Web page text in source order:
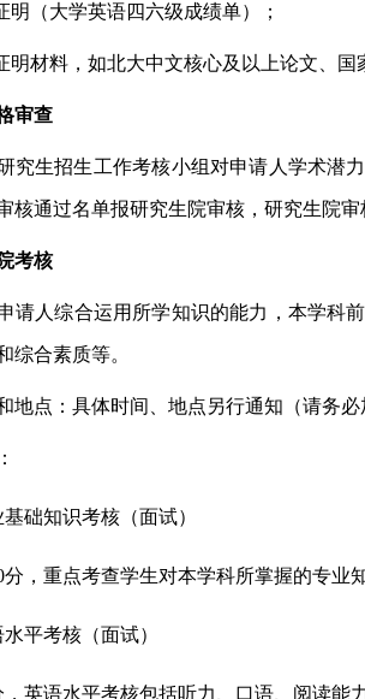
明（大学英语四六级成绩单）；
明材料，如北大中文核心及以上论文、国
审查
究生招生工作考核小组对申请人学术潜
核通过名单报研究生院审核，研究生院
考核
请人综合运用所学知识的能力，本学科
综合素质等。
地点 ：具体时间 地点另行通知 （请务必
础知识考核（面试）
分，重点考查学生对本学科所掌握的专业
平考核（面试）
，英语水平考核包括听力、口语、阅读能